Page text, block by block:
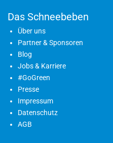
Das Schneebeben
Über uns
Partner & Sponsoren
Blog
Jobs & Karriere
#GoGreen
Presse
Impressum
Datenschutz
AGB